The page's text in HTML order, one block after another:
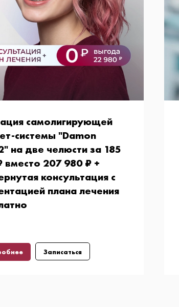
самолигирующей
системы "Damon
на две челюсти за 185
вместо 207 980 ₽ +
консультация с
плана лечения
плана лечения
консультации — 0 ₽).
Записаться